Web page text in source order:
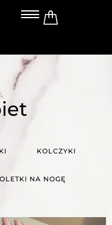
KOLCZYKI
NA NOGĘ